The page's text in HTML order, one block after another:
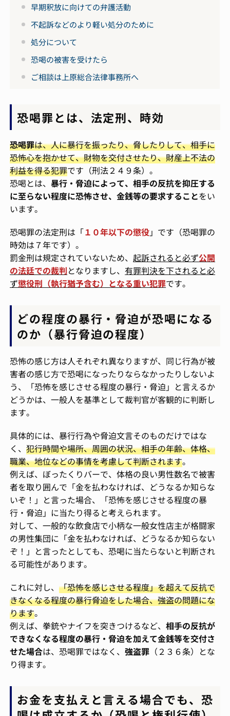
早期釈放に向けての弁護活動
不起訴などのより軽い処分のために
処分について
恐喝の被害を受けたら
ご相談は上原総合法律事務所へ
恐喝罪とは、法定刑、時効
恐喝罪は、人に暴行を振ったり、脅したりして、相手に
恐怖心を抱かせて、財物を交付させたり、財産上不法の
利益を得る犯罪です（刑法２４９条）。
恐喝とは、暴行・脅迫によって、相手の反抗を抑圧する
に至らない程度に恐怖させ、金銭等の要求することをい
います。
恐喝罪の法定刑は「１０年以下の懲役」です（恐喝罪の
時効は７年です）。
罰金刑は規定されていないため、起訴されると必ず公開
の法廷での裁判となりますし、有罪判決を下されると必
ず懲役刑（執行猶予含む）となる重い犯罪です。
どの程度の暴行・脅迫が恐喝になる
のか（暴行脅迫の程度）
恐怖の感じ方は人それぞれ異なりますが、同じ行為が被
害者の感じ方で恐喝になったりならなかったりしないよ
う、「恐怖を感じさせる程度の暴行・脅迫」と言えるか
どうかは、一般人を基準として裁判官が客観的に判断し
ます。
具体的には、暴行行為や脅迫文言そのものだけではな
く、犯行時間や場所、周囲の状況、相手の年齢、体格、
職業、地位などの事情を考慮して判断されます。
例えば、ぼったくりバーで、体格の良い男性数名で被害
者を取り囲んで「金を払わなければ、どうなるか知らな
いぞ！」と言った場合、「恐怖を感じさせる程度の暴
行・脅迫」に当たり得ると考えられます。
対して、一般的な飲食店で小柄な一般女性店主が格闘家
の男性集団に「金を払わなければ、どうなるか知らない
ぞ！」と言ったとしても、恐喝に当たらないと判断され
る可能性があります。
これに対し、「恐怖を感じさせる程度」を超えて反抗で
きなくなる程度の暴行脅迫をした場合、強盗の問題にな
ります。
例えば、拳銃やナイフを突きつけるなど、相手の反抗が
できなくなる程度の暴行・脅迫を加えて金銭等を交付さ
せた場合は、恐喝罪ではなく、強盗罪 （２３６条）とな
り得ます。
お金を支払えと言える場合でも、恐